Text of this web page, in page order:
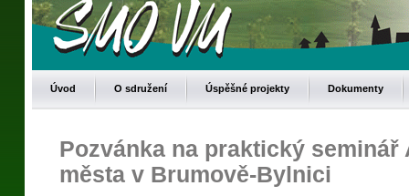
Úvod O sdružení Úspěšné projekty Dokumenty
Pozvánka na praktický seminář
města v Brumově-Bylnici